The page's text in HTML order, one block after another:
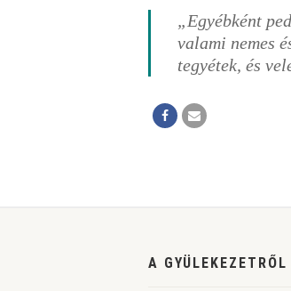
„Egyébként
valami nemes
tegyétek, és
A GYÜLEKEZETRŐL